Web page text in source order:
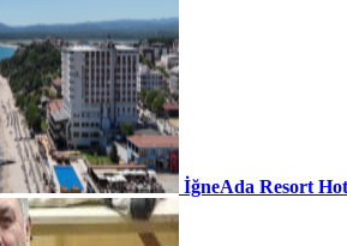
İğneAda Resort